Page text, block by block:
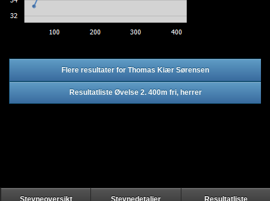
Flere resultater for Thomas Kiær Sørensen
Resultatliste Øvelse 2. 400m fri, herrer
Stevneoversikt Stevnedetaljer Resultatliste